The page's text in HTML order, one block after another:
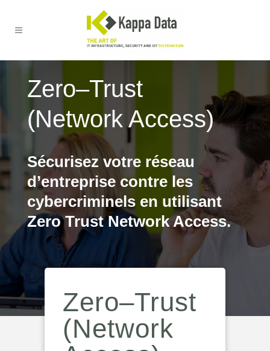
Zero–Trust
(Network Access)
Sécurisez votre réseau
d’entreprise contre les
cybercriminels en utilisant
Zero Trust Network Access.
Zero–Trust
(Network